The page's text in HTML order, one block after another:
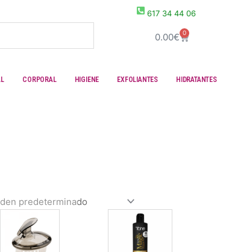
617 34 44 06
0.00€ 0 Carrito
CORPORAL HIGIENE EXFOLIANTES HIDRATANTES